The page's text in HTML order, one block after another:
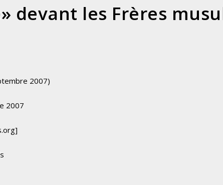
devant les Frères
2007)
2007